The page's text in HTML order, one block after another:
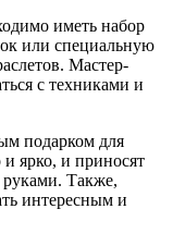
иметь набор
или специальную
Мастер-
с техниками и
подарком для
ярко, и приносят
руками. Также,
интересным и